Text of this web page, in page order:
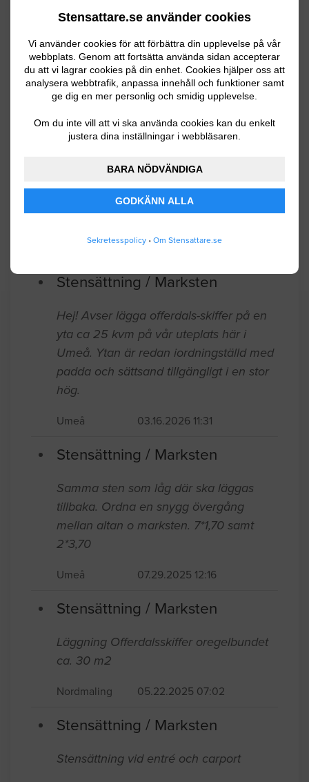
Stensattare.se använder cookies
Vi använder cookies för att förbättra din upplevelse på vår
webbplats. Genom att fortsätta använda sidan accepterar
du att vi lagrar cookies på din enhet. Cookies hjälper oss att
analysera webbtrafik, anpassa innehåll och funktioner samt
ge dig en mer personlig och smidig upplevelse.
Om du inte vill att vi ska använda cookies kan du enkelt
justera dina inställningar i webbläsaren.
BARA NÖDVÄNDIGA
GODKÄNN ALLA
Sekretesspolicy • Om Stensattare.se
40 meter med en stor yta och sen en
smalatw gång. Där skulle vi vilja ha
marksten lagt. Det finns även en liten
stuga på gården.
Stensättning / Marksten
kvm. Backen är mycket stabil och
genomsläpplig
04.23.2026 14:31
Stensättning / Marksten
Hej! Avser lägga offerdals-skiffer på en
yta ca 25 kvm på vår uteplats här i
Umeå. Ytan är redan iordningställd med
padda och sättsand tillgängligt i en stor
hög.
Umeå 03.16.2026 11:31
Stensättning / Marksten
Samma sten som låg där ska läggas
tillbaka. Ordna en snygg övergång
mellan altan o marksten. 7*1,70 samt
2*3,70
Umeå 07.29.2025 12:16
Stensättning / Marksten
Läggning Offerdalsskiffer oregelbundet
ca. 30 m2
Nordmaling 05.22.2025 07:02
Stensättning / Marksten
Stensättning vid entré och carport